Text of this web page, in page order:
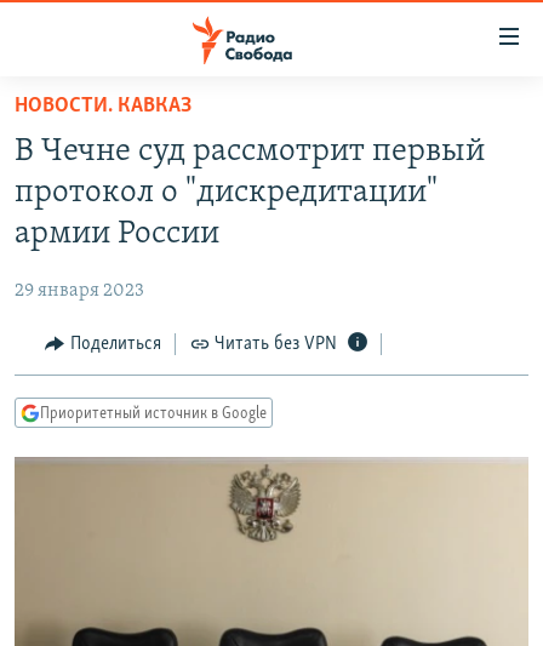
упрощенного
доступа
основному
Вернутся
Вернутся
АВТОРСКИЕ ПРОЕКТЫ
МНЕНИЯ
КУЛЬТУРА
КАВКАЗ.РЕАЛИИ
НОВОСТИ. КАВКАЗ
В Чечне суд рассмотрит первый
протокол о "дискредитации"
армии России
29 января 2023
Поделиться Читать без VPN
Приоритетный источник в Google